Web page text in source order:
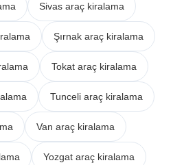
Sivas araç kiralama
Şırnak araç kiralama
Tokat araç kiralama
Tunceli araç kiralama
Van araç kiralama
Yozgat araç kiralama